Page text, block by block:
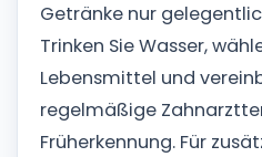
Getränke nur
Trinken Sie Wasser,
Lebensmittel und
regelmäßige
Früherkennung. Für